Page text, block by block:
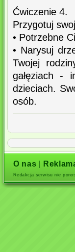
Ćwiczenie 4.
Przygotuj
• Potrzebne
• Narysuj
Twojej
gałęziach -
dzieciach.
osób.
O nas
Redakcja serwisu nie